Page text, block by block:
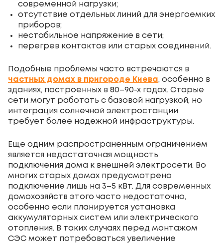
современной нагрузки;
отсутствие отдельных линий для энергоемких
приборов;
нестабильное напряжение в сети;
перегрев контактов или старых соединений.
Подобные проблемы часто встречаются в
частных домах в пригороде Киева, особенно в
зданиях, построенных в 80–90-х годах. Старые
сети могут работать с базовой нагрузкой, но
интеграция солнечной электростанции
требует более надежной инфраструктуры.
Еще одним распространенным ограничением
является недостаточная мощность
подключения дома к внешней электросети. Во
многих старых домах предусмотрено
подключение лишь на 3–5 кВт. Для современных
домохозяйств этого часто недостаточно,
особенно если планируется установка
аккумуляторных систем или электрического
отопления. В таких случаях перед монтажом
СЭС может потребоваться увеличение